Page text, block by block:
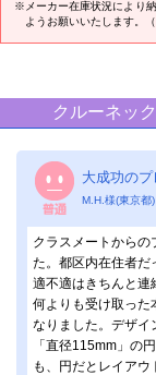
※メーカー在庫状況により
ようお願いいたします。（
クルーネッ
大成功の
M.H.様(東京
クラスメートからの
た。都区内在住者だ
適不適はきちんと連
何よりも受け取った
なりました。デザイ
「直径115mm」の
も、円だとレイア